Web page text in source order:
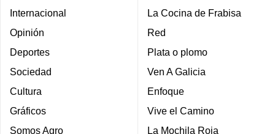
Internacional
Opinión
Deportes
Sociedad
Cultura
Gráficos
Somos Agro
La Cocina de Frabisa
Red
Plata o plomo
Ven A Galicia
Enfoque
Vive el Camino
La Mochila Roja